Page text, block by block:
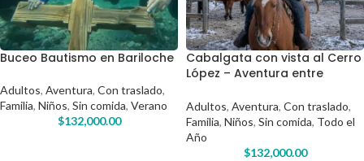
Buceo Bautismo en Bariloche
Adultos, Aventura, Con traslado,
Familia, Niños, Sin comida, Verano
$132,000.00
Cabalgata con vista al Cerro
López – Aventura entre
Circuito Chico
Adultos, Aventura, Con traslado,
Familia, Niños, Sin comida, Todo el
Año
$132,000.00